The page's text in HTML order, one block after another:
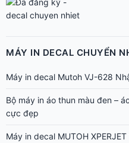
MÁY IN DECAL CHUYỂN
Máy in decal Mutoh VJ-628
Bộ máy in áo thun màu đen –
cực đẹp
Máy in decal MUTOH